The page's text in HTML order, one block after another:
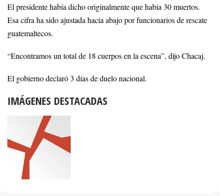
El presidente había dicho originalmente que había 30 muertos.
Esa cifra ha sido ajustada hacia abajo por funcionarios de rescate
guatemaltecos.
“Encontramos un total de 18 cuerpos en la escena”, dijo Chacaj.
El gobierno declaró 3 días de duelo nacional.
IMÁGENES DESTACADAS